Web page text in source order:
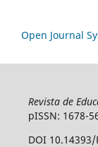
Open Journal
Revista de
pISSN: 1678-
DOI 10.14393/